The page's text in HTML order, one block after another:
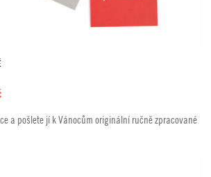
95,00 Kč
a pošlete jí k Vánocům originální ručně zpracované